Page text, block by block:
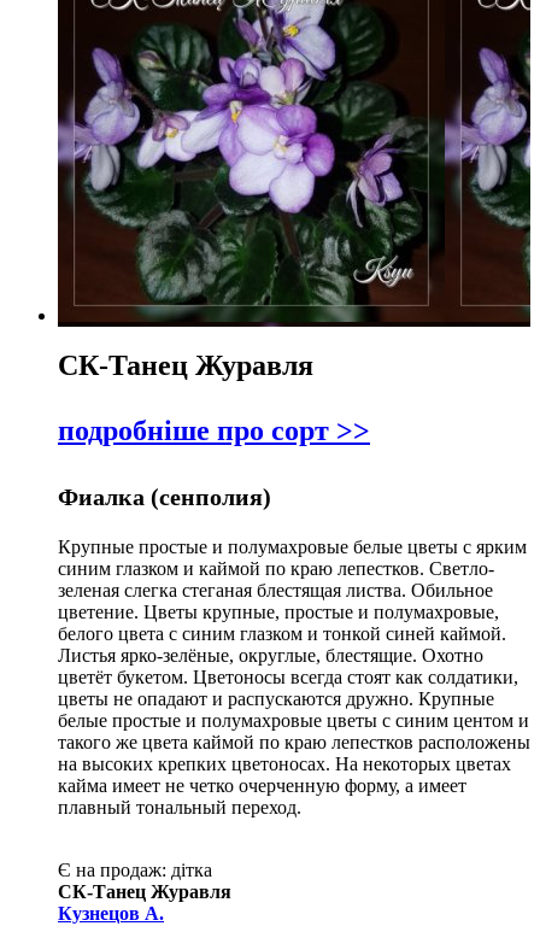
СК-Танец Журавля
подробніше про сорт >>
Фиалка (сенполия)
Крупные простые и полумахровые белые цветы с ярким
синим глазком и каймой по краю лепестков. Светло-
зеленая слегка стеганая блестящая листва. Обильное
цветение. Цветы крупные, простые и полумахровые,
белого цвета с синим глазком и тонкой синей каймой.
Листья ярко-зелёные, округлые, блестящие. Охотно
цветёт букетом. Цветоносы всегда стоят как солдатики,
цветы не опадают и распускаются дружно. Крупные
белые простые и полумахровые цветы с синим центом и
такого же цвета каймой по краю лепестков расположены
на высоких крепких цветоносах. На некоторых цветах
кайма имеет не четко очерченную форму, а имеет
плавный тональный переход.
Є на продаж: дітка
СК-Танец Журавля
Кузнецов А.